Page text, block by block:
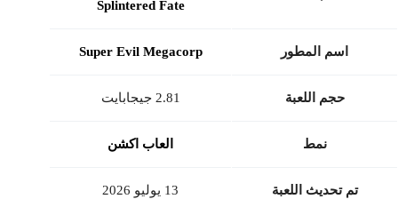
Splintered Fate
اسم المطور Super Evil Megacorp
حجم اللعبة 2.81 جيجابايت
نمط العاب اكشن
تم تحديث اللعبة 13 يوليو 2026